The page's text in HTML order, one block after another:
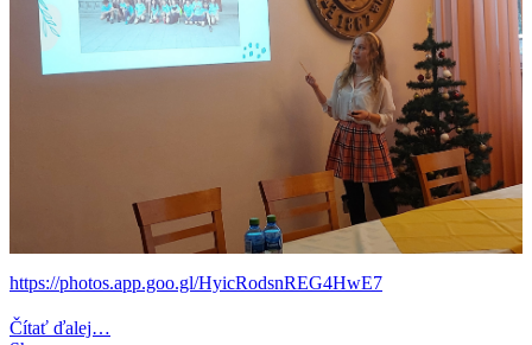
https://photos.app.goo.gl/HyicRodsnREG4HwE7
Čítať ďalej…